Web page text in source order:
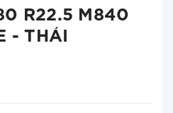
R22.5 M840
- THÁI